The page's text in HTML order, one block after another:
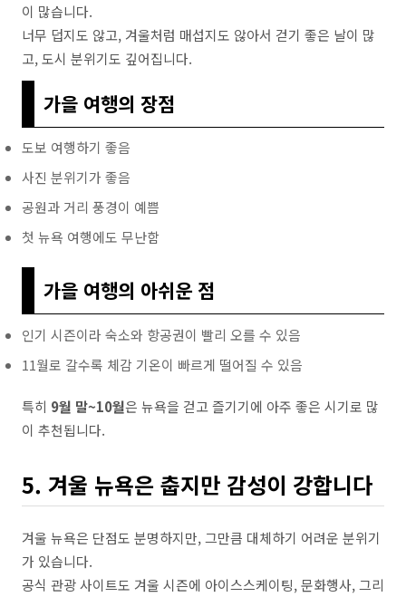
이 많습니다.
너무 덥지도 않고, 겨울처럼 매섭지도 않아서 걷기 좋은 날이 많
고, 도시 분위기도 깊어집니다.
가을 여행의 장점
도보 여행하기 좋음
사진 분위기가 좋음
공원과 거리 풍경이 예쁨
첫 뉴욕 여행에도 무난함
가을 여행의 아쉬운 점
인기 시즌이라 숙소와 항공권이 빨리 오를 수 있음
11월로 갈수록 체감 기온이 빠르게 떨어질 수 있음
특히 9월 말~10월은 뉴욕을 걷고 즐기기에 아주 좋은 시기로 많
이 추천됩니다.
5. 겨울 뉴욕은 춥지만 감성이 강합니다
겨울 뉴욕은 단점도 분명하지만, 그만큼 대체하기 어려운 분위기
가 있습니다.
공식 관광 사이트도 겨울 시즌에 아이스스케이팅, 문화행사, 그리